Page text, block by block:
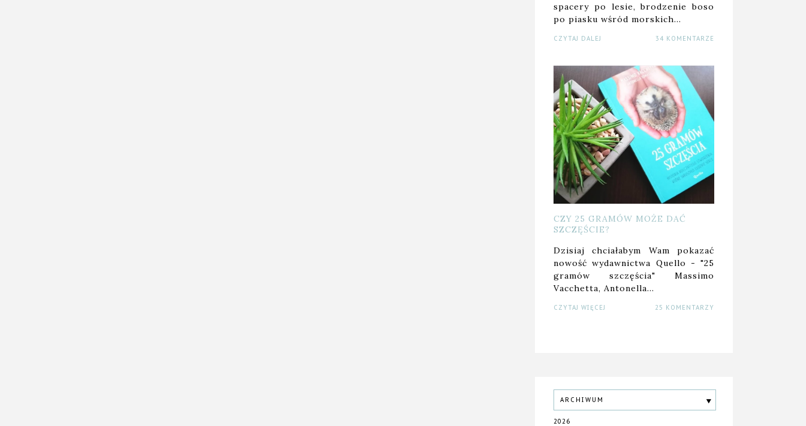
spacery po lesie, brodzenie boso
po piasku wśród morskich…
CZYTAJ DALEJ 34 KOMENTARZE
CZY 25 GRAMÓW MOŻE DAĆ
SZCZĘŚCIE?
Dzisiaj chciałabym Wam pokazać
nowość wydawnictwa Quello - "25
gramów szczęścia" Massimo
Vacchetta, Antonella…
CZYTAJ WIĘCEJ 25 KOMENTARZY
ARCHIWUM
2026